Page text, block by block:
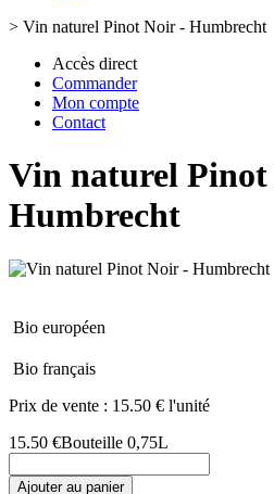
> Vin naturel Pinot Noir - Humbrecht
Accès direct
Commander
Mon compte
Contact
Vin naturel
Humbrecht
Bio européen
Bio français
Prix de vente : 15.50 € l'unité
15.50 €Bouteille 0,75L
Ajouter au panier